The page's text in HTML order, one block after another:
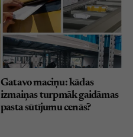
Gatavo maciņu: kādas
izmaiņas turpmāk gaidāmas
pasta sūtījumu cenās?